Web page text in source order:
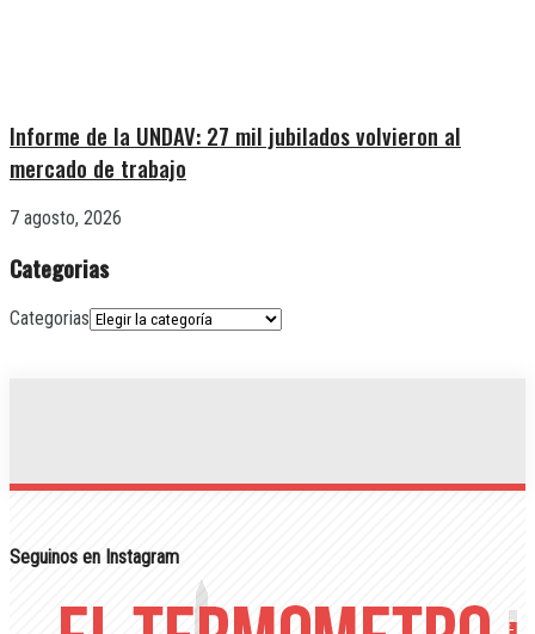
Informe de la UNDAV: 27 mil jubilados volvieron al
mercado de trabajo
7 agosto, 2026
Categorias
Categorias
Seguinos en Instagram